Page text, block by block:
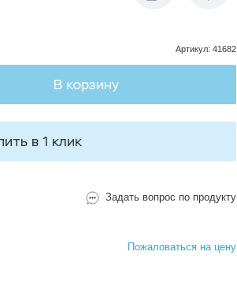
Артикул: 41682
В корзину
в 1 клик
Задать вопрос по продукту
Пожаловаться на цену